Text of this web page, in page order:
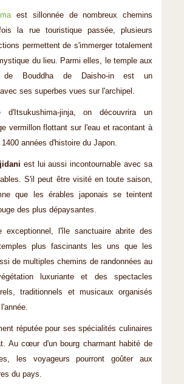
est sillonnée de nombreux chemins
la rue touristique passée, plusieurs
permettent de s'immerger totalement
du lieu. Parmi elles, le temple aux
de Bouddha de Daisho-in est un
ses superbes vues sur l'archipel.
d'Itsukushima-jinja, on découvrira un
vermillon flottant sur l'eau et racontant à
années d'histoire du Japon.
est lui aussi incontournable avec sa
S'il peut être visité en toute saison,
que les érables japonais se teintent
des plus dépaysantes.
exceptionnel, l'île sanctuaire abrite des
plus fascinants les uns que les
de multiples chemins de randonnées au
luxuriante et des spectacles
traditionnels et musicaux organisés
réputée pour ses spécialités culinaires
Au cœur d'un bourg charmant habité de
les voyageurs pourront goûter aux
du pays.